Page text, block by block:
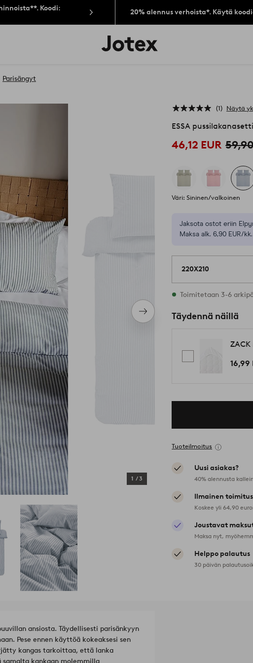
Koodi:
20% alennus verhoista*. Käytä
Jotex-
logo
Parisängyt
Seuraava
tuote
1 /3
1 Näytä
ESSA
46,12 EUR
Väri: Sininen/valkoinen
Jaksota ostot eriin
Maksa alk. 6,90 EUR/kk.
220X210
Varastossa
Toimitetaan 3-6
Täydennä näillä
16,99
Tuoteilmoitus
Uusi asiakas?
40% alennusta
Ilmainen toimitus
Koskee yli 64,90
Joustavat
Maksa nyt,
Helppo palautus
30 päivän
ansiosta. Täydellisesti parisänkyyn
Pese ennen käyttöä kokeaksesi sen
kangas tarkoittaa, että lanka
kankaan molemmilla